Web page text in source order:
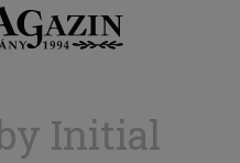
Initial